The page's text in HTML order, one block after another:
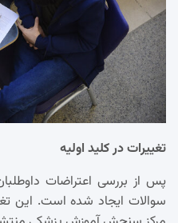
تغییرات در کلید اولیه
پس از بررسی اعتراضات
سوالات ایجاد شده است. این